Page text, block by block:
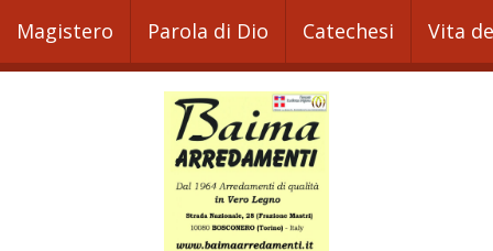
Magistero Parola di Dio Catechesi Vita